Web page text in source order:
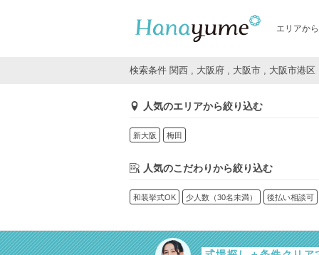
エリアか
検索条件 関西 , 大阪府 , 大阪市 , 大阪市港区
人気のエリアから絞り込む
新大阪 梅田
人気のこだわりから絞り込む
和装挙式OK 少人数（30名未満） 後払い相談可